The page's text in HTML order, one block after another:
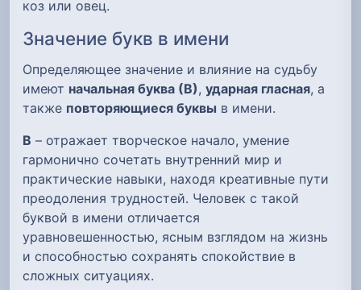
коз или овец.
Значение букв в имени
Определяющее значение и влияние на судьбу
имеют начальная буква (В), ударная гласная, а
также повторяющиеся буквы в имени.
В – отражает творческое начало, умение
гармонично сочетать внутренний мир и
практические навыки, находя креативные пути
преодоления трудностей. Человек с такой
буквой в имени отличается
уравновешенностью, ясным взглядом на жизнь
и способностью сохранять спокойствие в
сложных ситуациях.